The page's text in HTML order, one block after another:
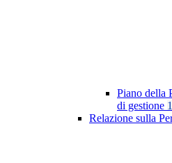
Piano della
di gestione 1
Relazione sulla